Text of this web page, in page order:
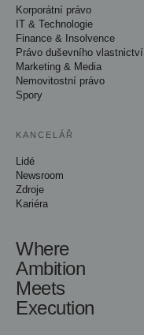
Korporátní právo
IT & Technologie
Finance & Insolvence
Právo duševního vlastnictví
Marketing & Media
Nemovitostní právo
Spory
KANCELÁŘ
Lidé
Newsroom
Zdroje
Kariéra
Where
Ambition
Meets
Execution